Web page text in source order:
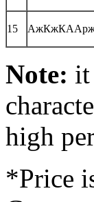
15 АжКжКААрж-
Note: it
high
*Price